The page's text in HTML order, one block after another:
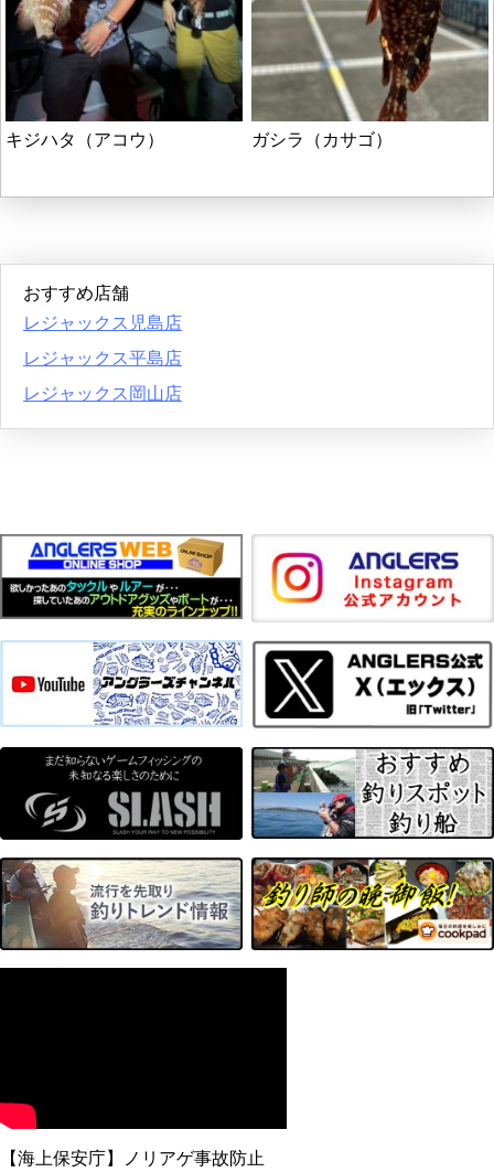
キジハタ（アコウ） ガシラ（カサゴ）
おすすめ店舗
レジャックス児島店
レジャックス平島店
レジャックス岡山店
【海上保安庁】ノリアゲ事故防止